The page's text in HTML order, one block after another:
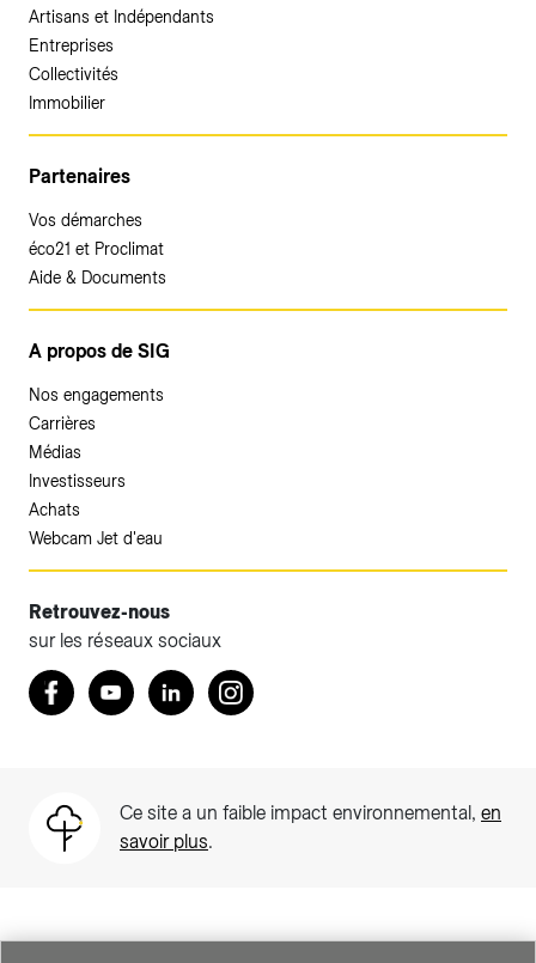
Artisans et Indépendants
Entreprises
Collectivités
Immobilier
Partenaires
Vos démarches
éco21 et Proclimat
Aide & Documents
A propos de SIG
Nos engagements
Carrières
Médias
Investisseurs
Achats
Webcam Jet d'eau
Retrouvez-nous
sur les réseaux sociaux
Retrouvez nous sur Facebook
YoutubeLinkedInInstagram
Ce site a un faible impact environnemental, en
savoir plus.
Accéder à votre espace client SIG.
Votre espace client SIG n'est pas optimisé pour une
Particuliers)